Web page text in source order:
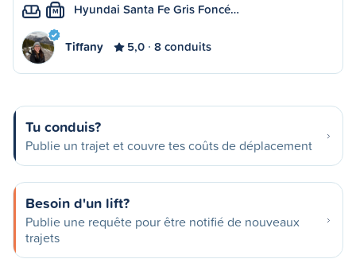
M Hyundai Santa Fe Gris Foncé…
Tiffany 5,0 8 conduits
Tu conduis?
Publie un trajet et couvre tes coûts de déplacement
Besoin d'un lift?
Publie une requête pour être notifié de nouveaux
trajets